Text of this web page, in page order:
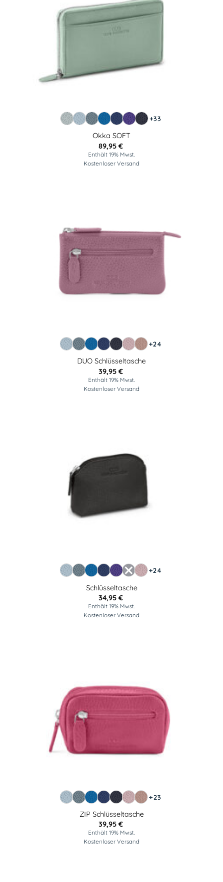
+33
Okka SOFT
89,95 €
Enthält 19% Mwst.
Kostenloser Versand
+24
DUO Schlüsseltasche
39,95 €
Enthält 19% Mwst.
Kostenloser Versand
+24
Schlüsseltasche
34,95 €
Enthält 19% Mwst.
Kostenloser Versand
+23
ZIP Schlüsseltasche
39,95 €
Enthält 19% Mwst.
Kostenloser Versand